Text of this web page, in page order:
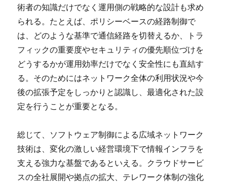
術者の知識だけでなく運用側の戦略的な設計も求め
られる。たとえば、ポリシーベースの経路制御で
は、どのような基準で通信経路を切替えるか、トラ
フィックの重要度やセキュリティの優先順位づけを
どうするかが運用効率だけでなく安全性にも直結す
る。そのためにはネットワーク全体の利用状況や今
後の拡張予定をしっかりと認識し、最適化された設
定を行うことが重要となる。
総じて、ソフトウェア制御による広域ネットワーク
技術は、変化の激しい経営環境下で情報インフラを
支える強力な基盤であるといえる。クラウドサービ
スの全社展開や拠点の拡大、テレワーク体制の強化